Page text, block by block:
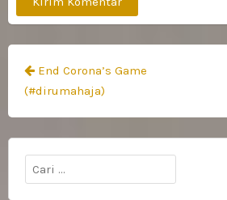
Navigasi
pos
End Corona’s Game
(#dirumahaja)
Cari
untuk: